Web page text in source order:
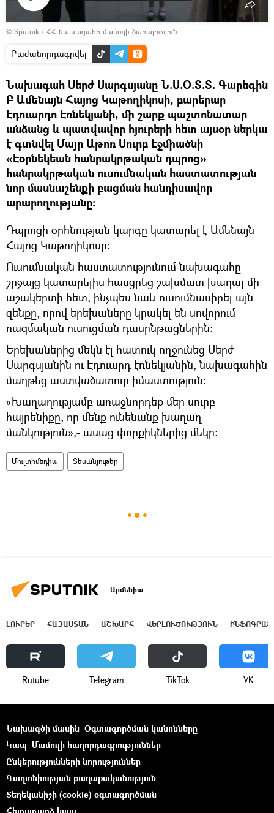
տեսանյութը
© Sputnik / ՀՀ նախագահի մամուլի ծառայություն
Բաժանորդագրվել
Նախագահ Սերժ Սարգսյանը Ն.Ս.Օ.Տ.Տ. Գարեգին
Բ Ամենայն Հայոց Կաթողիկոսի, բարերար
Էդուարդո Էռնեկյանի, մի շարք պաշտոնատար
անձանց և պատվավոր հյուրերի հետ այսօր ներկա
է գտնվել Մայր Աթոռ Սուրբ Էջմիածնի
«Էօրնեկեան հանրակրթական դպրոց»
հանրակրթական ուսումնական հաստատության
նոր մասնաշենքի բացման հանդիսավոր
արարողությանը:
Դպրոցի օրհնության կարգը կատարել է Ամենայն
Հայոց Կաթողիկոսը:
Ուսումնական հաստատությունում նախագահը
շրջայց կատարելիս հասցրեց շախմատ խաղալ մի
աշակերտի հետ, ինչպես նաև ուսումնասիրել այն
զենքը, որով երեխաները կրակել են սովորում
ռազմական ուսուցման դասընթացներին։
Երեխաներից մեկն էլ հատուկ ողջունեց Սերժ
Սարգսյանին ու Էդուարդ էռնեկյանին, նախագահին
մաղթեց աստվածատուր իմաստություն։
«Խաղաղությամբ առաջնորդեք մեր սուրբ
հայրենիքը, որ մենք ունենանք խաղաղ
մանկություն»,- ասաց փորքիկներից մեկը։
Մուլտիմեդիա Տեսանյութեր
Արմենիա
ԼՈՒՐԵՐ ՀԱՅԱՍՏԱՆ ԱՇԽԱՐՀ ՎԵՐԼՈՒԾՈՒԹՅՈՒՆ
Rutube Telegram ТikТоk VK
Նախագծի մասին Օգտագործման կանոնները
Կապ Մամուլի հաղորդագրություններ
Ընկերությունների նորություններ
Գաղտնիության քաղաքականություն
Տեղեկանիշի (cookie) օգտագործման